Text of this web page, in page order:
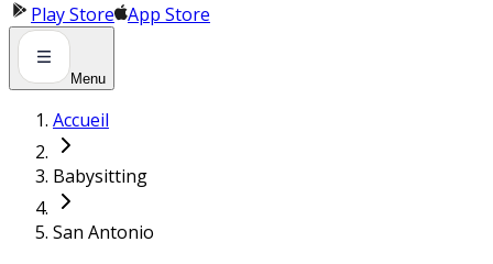
Play Store App Store
Menu
Accueil
Babysitting
San Antonio